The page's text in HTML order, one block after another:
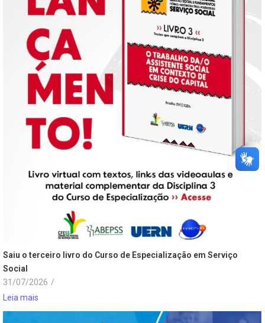
Saiu o terceiro livro do Curso de Especialização em Serviço
Social
31/07/2026 /
Leia mais